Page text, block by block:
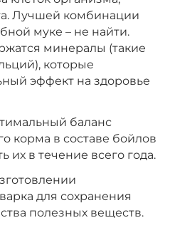
‍1 058‍ +
−
Ананас
‍1 058‍₽ +
−
Слива
Лучшей комбинации
муке – не найти.
минералы (такие
которые
эффект на здоровье
баланс
корма в составе бойлов
их в течение всего года.
для сохранения
полезных веществ.